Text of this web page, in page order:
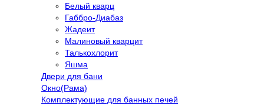
Белый кварц
Габбро-Диабаз
Жадеит
Малиновый кварцит
Талькохлорит
Яшма
Двери для бани
Окно(Рама)
Комплектующие для банных печей